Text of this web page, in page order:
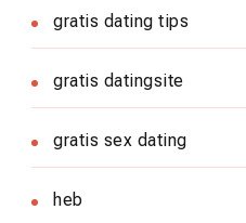
gratis dating tips
gratis datingsite
gratis sex dating
heb